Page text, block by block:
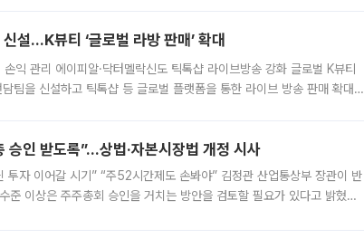
설…K뷰티 ‘글로벌 라방 판매’ 확대
익 관리 에이피알·닥터멜락신도 틱톡샵 라이브방송 강화 글로벌 K뷰티
팀을 신설하고 틱톡샵 등 글로벌 플랫폼을 통한 라이브 방송 판매 확대에
승인 받도록”…상법·자본시장법 개정 시사
투자 이어갈 시기” “주52시간제도 손봐야” 김정관 산업통상부 장관이 반
준 이상은 주주총회 승인을 거치는 방안을 검토할 필요가 있다고 밝혔다.